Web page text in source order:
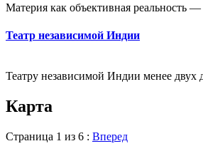
Материя как объективная реальность
Театр независимой Индии
Театру независимой Индии менее двух
Карта
Страница 1 из 6 : Вперед